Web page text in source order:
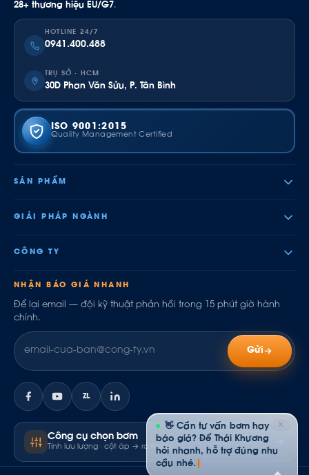
28+ thương hiệu EU/G7.
HOTLINE 24/7
0941.400.488
TRỤ SỞ · HCM
30D Phan Văn Sửu, P. Tân Bình
ISO 9001:2015
Quality Management Certified
SẢN PHẨM
GIẢI PHÁP NGÀNH
CÔNG TY
NHẬN BÁO GIÁ NHANH
Để lại email — đội kỹ thuật phản hồi trong 15 phút giờ hành
chính.
Gửi
ZL
Công cụ chọn bơm
Tính lưu lượng · cột áp → ra model
✕
👋 Cần tư vấn bơm hay
báo giá? Để Thái Khương
hỏi nhanh, hỗ trợ đúng nhu
cầu nhé.